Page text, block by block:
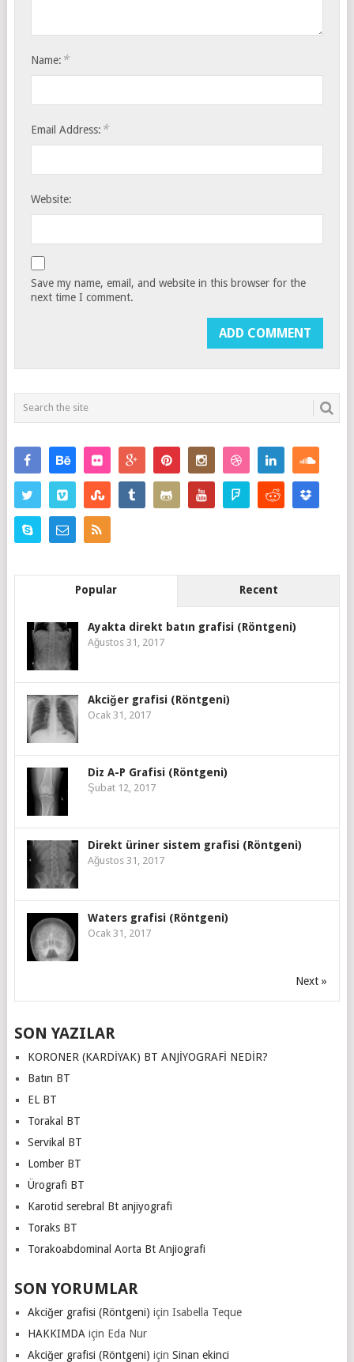
Name: *
Email Address: *
Website:
Save my name, email, and website in this browser for the
next time I comment.
Popular Recent
Ayakta direkt batın grafisi (Röntgeni)
Ağustos 31, 2017
Akciğer grafisi (Röntgeni)
Ocak 31, 2017
Diz A-P Grafisi (Röntgeni)
Şubat 12, 2017
Direkt üriner sistem grafisi (Röntgeni)
Ağustos 31, 2017
Waters grafisi (Röntgeni)
Ocak 31, 2017
Next »
SON YAZILAR
KORONER (KARDİYAK) BT ANJİYOGRAFİ NEDİR?
Batın BT
EL BT
Torakal BT
Servikal BT
Lomber BT
Ürografi BT
Karotid serebral Bt anjiyografi
Toraks BT
Torakoabdominal Aorta Bt Anjiografi
SON YORUMLAR
Akciğer grafisi (Röntgeni) için Isabella Teque
HAKKIMDA için Eda Nur
Akciğer grafisi (Röntgeni) için Sinan ekinci